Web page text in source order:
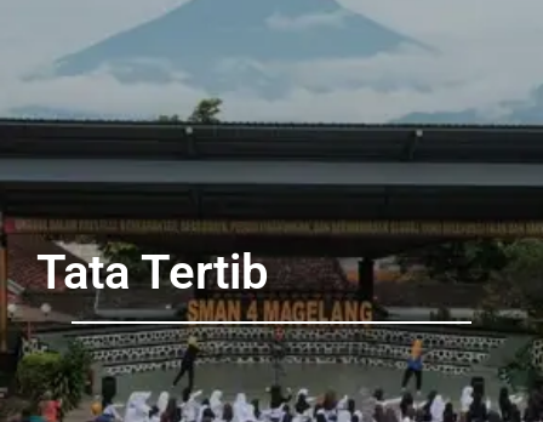
Tata Tertib